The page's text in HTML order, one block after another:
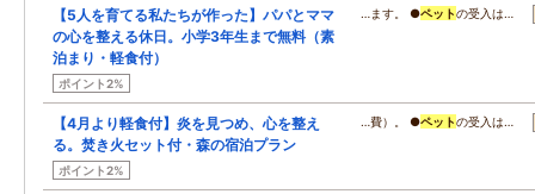
【5人を育てる私たちが作った】パパとママ
の心を整える休日。小学3年生まで無料（素
泊まり・軽食付）
ポイント2%
…ます。 ●ペットの受入は…
【4月より軽食付】炎を見つめ、心を整え
る。焚き火セット付・森の宿泊プラン
ポイント2%
…費）。 ●ペットの受入は…